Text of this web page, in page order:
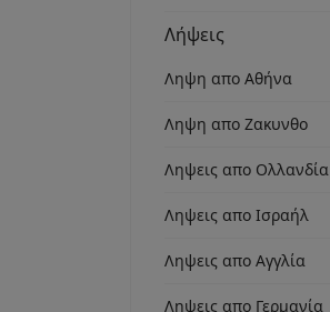
Λήψεις
Ληψη απο Αθήνα
Ληψη απο Ζακυνθο
Ληψεις απο Ολλανδία
Ληψεις απο Ισραήλ
Ληψεις απο Αγγλία
Ληψεις απο Γερμανία